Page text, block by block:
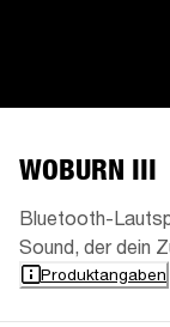
WOBURN III
Bluetooth-
Sound, der dein
Produktangaben